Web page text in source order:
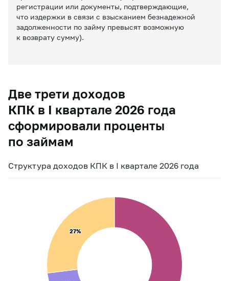
регистрации или документы, подтверждающие,
что издержки в связи с взысканием безнадежной
задолженности по займу превысят возможную
к возврату сумму).
Две трети доходов
КПК в I квартале 2026 года
сформировали проценты
по займам
Структура доходов КПК в I квартале 2026 года
27%
27%